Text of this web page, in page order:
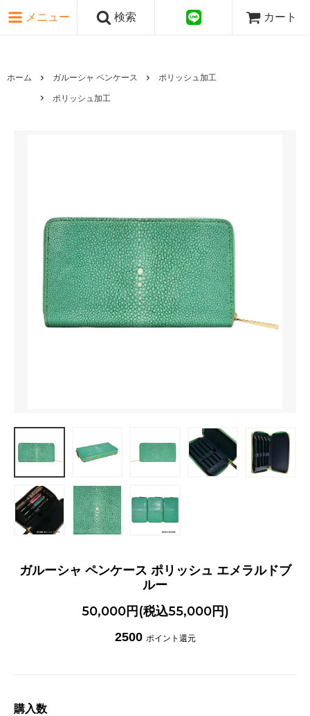
メニュー 検索 カート
ホーム ガルーシャ ペンケース ポリッシュ加工
ポリッシュ加工
ガルーシャ ペンケース ポリッシュ エメラルドブ
ルー
50,000円(税込55,000円)
2500 ポイント還元
購入数
ピンク・レッド系
ゴールド・シルバー系
国旗シリーズ
日本伝文様シリーズ